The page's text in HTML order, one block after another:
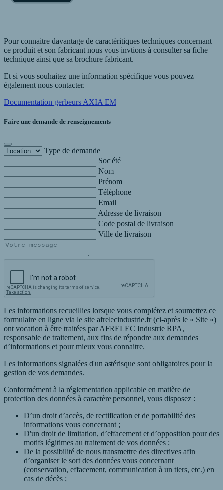
Pour connaitre davantage de caractèritiques techniques concernant
ce produit et son fabricant nous vous invtions à consulter sa fiche
technique ainsi que sa brochure fabricant.
Et si vous souhaitez une information spécifique vous pouvez
également nous contacter.
Documentation gerbeurs AXIA EM
Faire une demande de renseignements
Type de demande
Société
Nom
Prénom
Téléphone
Email
Adresse de livraison
Code postal de livraison
Ville de livraison
Les informations recueillies lorsque vous complétez et soumettez ce
formulaire en ligne via le site afrelecindustrie.fr (ci-après le « Site »)
ont vocation à être traitées par AFRELEC Industrie RPA,
responsable de traitement, aux fins de répondre aux demandes
d’informations et pour mieux vous connaitre.
Les informations signalées d'un astérisque sont obligatoires pour la
gestion de vos demandes.
Conformément à la réglementation applicable en matière de
protection des données à caractère personnel, vous disposez :
D’un droit d’accès, de rectification et de portabilité des
informations vous concernant ;
D'un droit de limitation, d’effacement et d’opposition pour des
motifs légitimes au traitement de vos données ;
De la possibilité de nous transmettre des directives afin
d’organiser le sort des données vous concernant
(conservation, effacement, communication à un tiers, etc.) en
cas de décès ;